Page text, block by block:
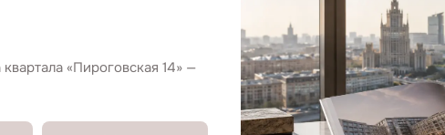
«Пироговская 14» —